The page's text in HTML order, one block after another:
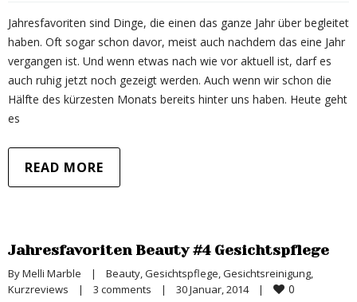
Jahresfavoriten sind Dinge, die einen das ganze Jahr über begleitet
haben. Oft sogar schon davor, meist auch nachdem das eine Jahr
vergangen ist. Und wenn etwas nach wie vor aktuell ist, darf es
auch ruhig jetzt noch gezeigt werden. Auch wenn wir schon die
Hälfte des kürzesten Monats bereits hinter uns haben. Heute geht
es
READ MORE
Jahresfavoriten Beauty #4 Gesichtspflege
By Melli Marble | Beauty, Gesichtspflege, Gesichtsreinigung
Kurzreviews
| 3 comments | 30 Januar, 2014 | 0